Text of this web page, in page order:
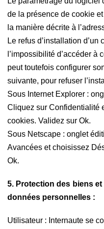
de la présence de cookie
la manière décrite à
Le refus d’installation
l’impossibilité d’accéder à
peut toutefois configurer
suivante, pour refuser
Sous Internet Explorer :
Cliquez sur Confidentialité
cookies. Validez sur Ok.
Sous Netscape : onglet
Avancées et choisissez
Ok.
5. Protection des biens
données personnelles :
Utilisateur : Internaute se